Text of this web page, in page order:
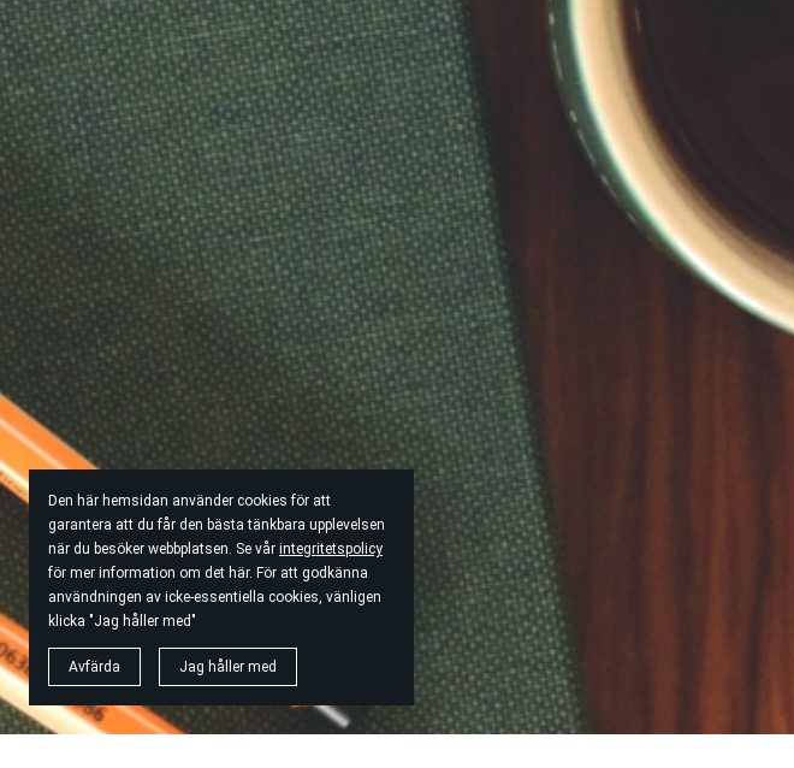
Den här hemsidan använder cookies för att
garantera att du får den bästa tänkbara upplevelsen
när du besöker webbplatsen. Se vår integritetspolicy
för mer information om det här. För att godkänna
användningen av icke-essentiella cookies, vänligen
klicka "Jag håller med"
Avfärda Jag håller med